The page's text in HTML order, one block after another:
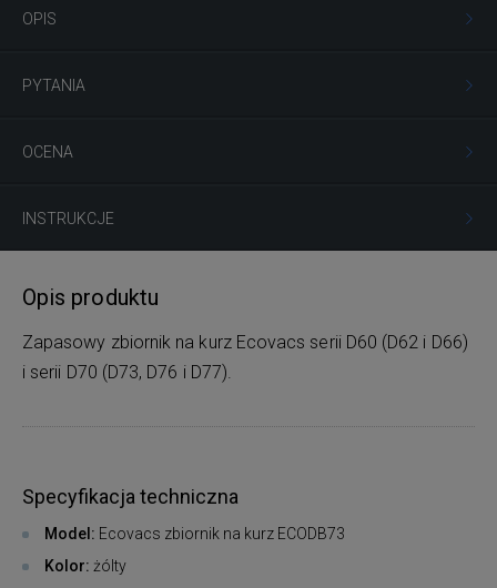
OPIS
PYTANIA
OCENA
INSTRUKCJE
Opis produktu
Zapasowy zbiornik na kurz Ecovacs serii D60 (D62 i D66)
i serii D70 (D73, D76 i D77).
Specyfikacja techniczna
Model: Ecovacs zbiornik na kurz ECODB73
Kolor: żólty